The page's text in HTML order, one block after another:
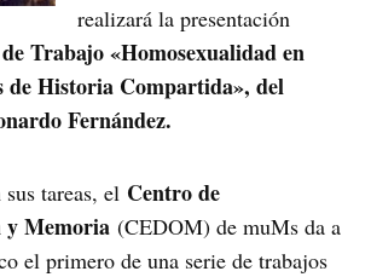
realizará la presentación
Trabajo «Homosexualidad en
de Historia Compartida», del
Fernández.
tareas, el Centro de
y Memoria (CEDOM) de muMs da a
el primero de una serie de trabajos